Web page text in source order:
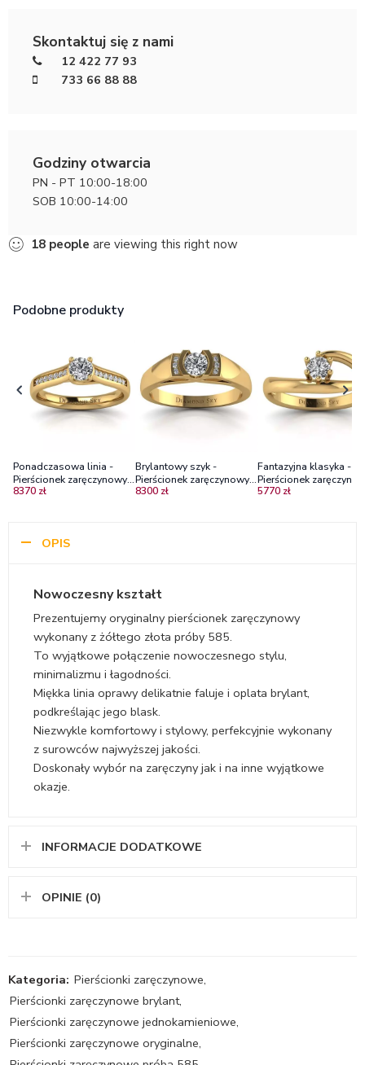
Skontaktuj się z nami
12 422 77 93
733 66 88 88
Godziny otwarcia
PN - PT 10:00-18:00
SOB 10:00-14:00
18 people are viewing this right now
Podobne produkty
Ponadczasowa linia -
Pierścionek zaręczynowy z
żółtego złota z
8370 zł
Brylantowy szyk -
Pierścionek zaręczynowy z
żółtego złota z
8300 zł
Fantazyjna klasyka -
Pierścionek
żółtego złota z
5770 zł
OPIS
Nowoczesny kształt
Prezentujemy oryginalny pierścionek zaręczynowy
wykonany z żółtego złota próby 585.
To wyjątkowe połączenie nowoczesnego stylu,
minimalizmu i łagodności.
Miękka linia oprawy delikatnie faluje i oplata brylant,
podkreślając jego blask.
Niezwykle komfortowy i stylowy, perfekcyjnie wykonany
z surowców najwyższej jakości.
Doskonały wybór na zaręczyny jak i na inne wyjątkowe
okazje.
INFORMACJE DODATKOWE
OPINIE (0)
Kategoria: Pierścionki zaręczynowe,
Pierścionki zaręczynowe brylant,
Pierścionki zaręczynowe jednokamieniowe,
Pierścionki zaręczynowe oryginalne,